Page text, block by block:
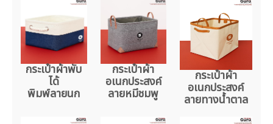
กระเป๋าผ้าพับ
ได้
พิมพ์ลายนก
กระเป๋าผ้า
อเนกประสงค์
ลายหมีชมพู
กระเป๋าผ้า
อเนกประสงค์
ลายทางน้ำตาล